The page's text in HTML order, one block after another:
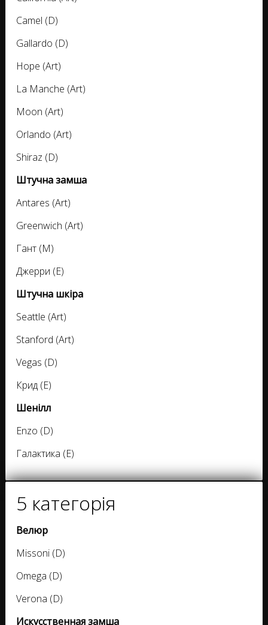
Camel (D)
Gallardo (D)
Hope (Art)
La Manche (Art)
Moon (Art)
Orlando (Art)
Shiraz (D)
Штучна замша
Antares (Art)
Greenwich (Art)
Гант (M)
Джерри (E)
Штучна шкіра
Seattle (Art)
Stanford (Art)
Vegas (D)
Крид (E)
Шенілл
Enzo (D)
Галактика (E)
5 категорія
Велюр
Missoni (D)
Omega (D)
Verona (D)
Искусственная замша